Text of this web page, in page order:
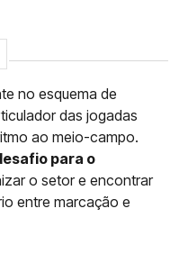
no esquema de
das jogadas
ao meio-campo.
para o
o setor e encontrar
entre marcação e